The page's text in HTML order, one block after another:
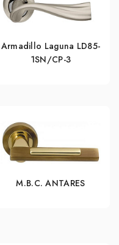
Armadillo Laguna LD85-
1SN/CP-3
M.B.C. ANTARES